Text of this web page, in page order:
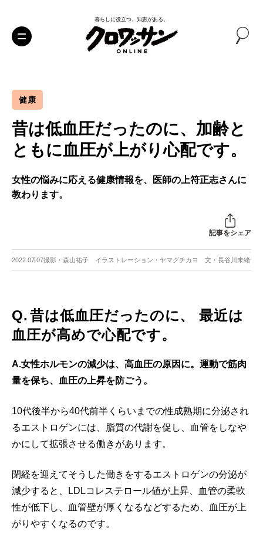
暮らしに役立つ、知恵がある。
健康
昔は低血圧だったのに、加齢と
ともに血圧が上がり心配です。
女性の悩みに応える健康情報を、医師の上符正志さんに
教わります。
記事をシェア
2022.07.07撮影・森山祐子 イラストレーション・ヤマグチカヨ 文・長谷川未緒
Q. 昔は低血圧だったのに、 最近は
血圧が高めで心配です。
A.女性ホルモンの減少は、高血圧の原因に。運動で筋肉
量を保ち、血圧の上昇を防ごう。
10代後半から40代前半くらいまでの性成熟期に分泌され
るエストロゲンには、脂質の代謝を促し、血管をしなや
かにして拡張させる働きがあります。
閉経を迎えてそうした働きをするエストロゲンの分泌が
減少すると、LDLコレステロール値が上昇、血管の柔軟
性が低下し、血管壁が厚くなるなどするため、血圧が上
がりやすくなるのです。